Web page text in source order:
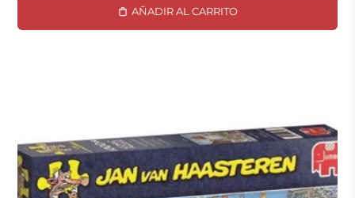
AÑADIR AL CARRITO